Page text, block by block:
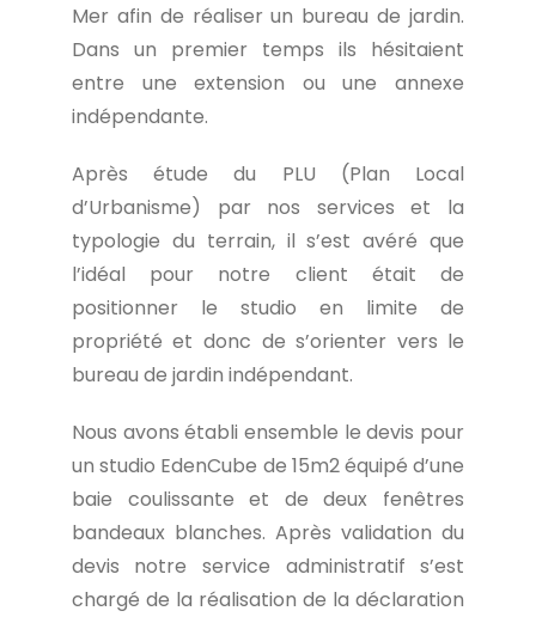
Mer afin de réaliser un bureau de jardin.
Dans un premier temps ils hésitaient
entre une extension ou une annexe
indépendante.
Après étude du PLU (Plan Local
d’Urbanisme) par nos services et la
typologie du terrain, il s’est avéré que
l’idéal pour notre client était de
positionner le studio en limite de
propriété et donc de s’orienter vers le
bureau de jardin indépendant.
Nous avons établi ensemble le devis pour
un studio EdenCube de 15m2 équipé d’une
baie coulissante et de deux fenêtres
bandeaux blanches. Après validation du
devis notre service administratif s’est
chargé de la réalisation de la déclaration